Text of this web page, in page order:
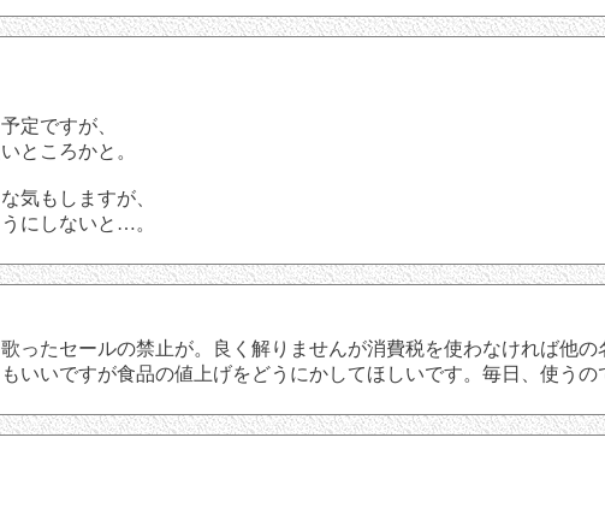
定ですが、
ところかと。
気もしますが、
にしないと…。
ったセールの禁止が。良く解りませんが消費税を使わなければ他
いいですが食品の値上げをどうにかしてほしいです。毎日、使うの